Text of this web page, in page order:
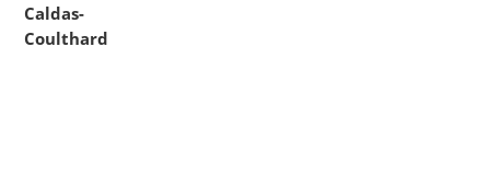
Caldas-
Coulthard